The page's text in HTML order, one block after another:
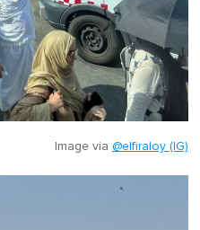
Image via @elfiraloy (IG)